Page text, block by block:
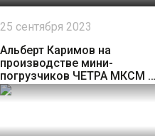
25 сентября 2023
Альберт Каримов на
производстве мини-
погрузчиков ЧЕТРА МКСМ в
ОСП "ПК "ПРОМТРАКТОР"